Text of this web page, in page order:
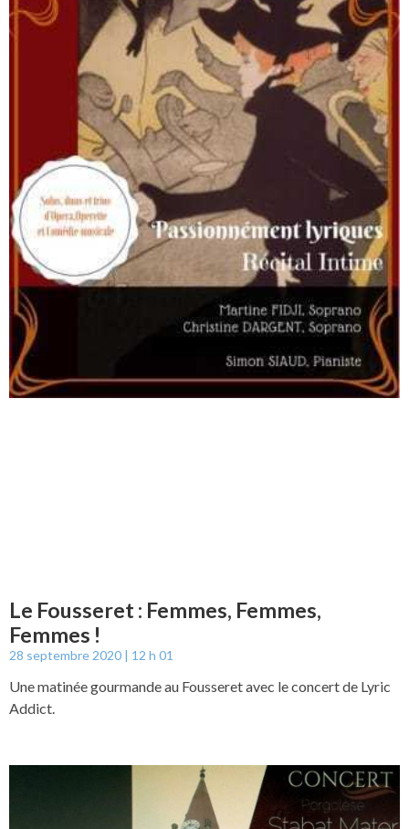
Le Fousseret : Femmes, Femmes,
Femmes !
28 septembre 2020 12 h 01
Une matinée gourmande au Fousseret avec le concert de Lyric
Addict.